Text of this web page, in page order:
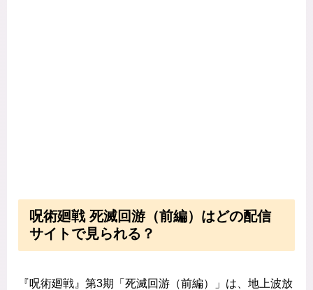
呪術廻戦 死滅回游（前編）はどの配信
サイトで見られる？
『呪術廻戦』第3期「死滅回游（前編）」は、地上波放